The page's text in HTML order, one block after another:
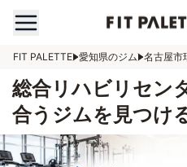
FIT PALETTE 愛知県のジム 名古屋市
総合リハビリセン
合うジムを見つけ